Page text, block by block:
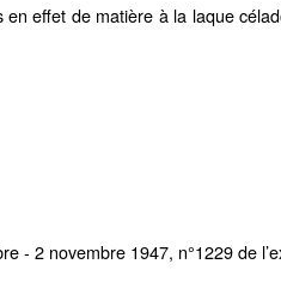
effet de matière à la laque
- 2 novembre 1947, n°1229 de